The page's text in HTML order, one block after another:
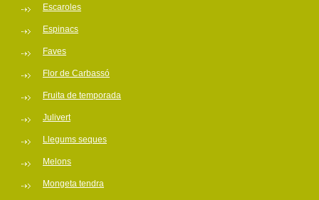
Escaroles
Espinacs
Faves
Flor de Carbassó
Fruita de temporada
Julivert
Llegums seques
Melons
Mongeta tendra